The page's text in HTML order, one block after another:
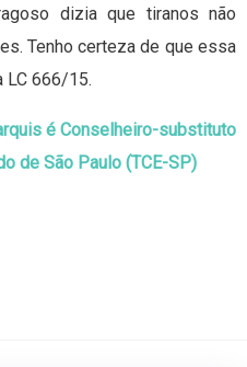
dizia que tiranos não
Tenho certeza de que essa
LC 666/15.
é Conselheiro-substituto
de São Paulo (TCE-SP)